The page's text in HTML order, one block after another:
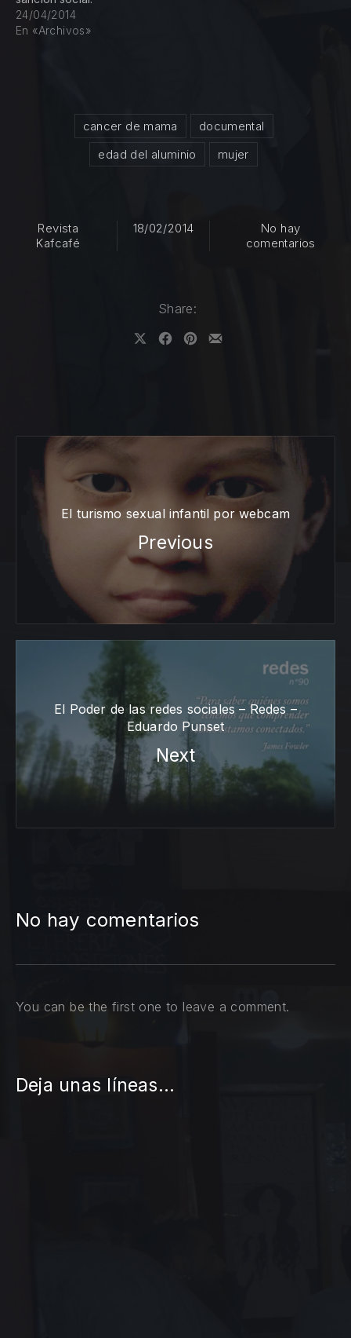
24/04/2014
En «Archivos»
cancer de mama
documental
edad del aluminio
mujer
Revista
Kafcafé
18/02/2014
No hay
comentarios
Share:
El turismo sexual infantil por webcam
Previous
El Poder de las redes sociales – Redes –
Eduardo Punset
Next
No hay comentarios
You can be the first one to leave a comment.
Deja unas líneas...